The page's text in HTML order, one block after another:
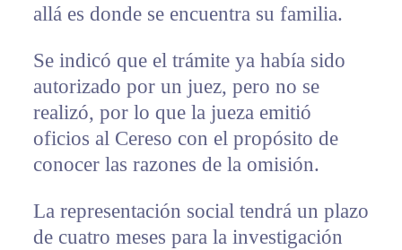
allá es donde se encuentra su familia.
Se indicó que el trámite ya había sido
autorizado por un juez, pero no se
realizó, por lo que la jueza emitió
oficios al Cereso con el propósito de
conocer las razones de la omisión.
La representación social tendrá un plazo
de cuatro meses para la investigación